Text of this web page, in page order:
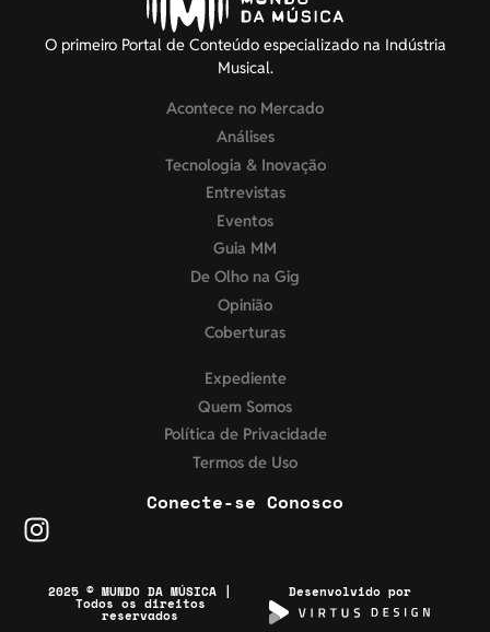
O primeiro Portal de Conteúdo especializado na Indústria
Musical.
Acontece no Mercado
Análises
Tecnologia & Inovação
Entrevistas
Eventos
Guia MM
De Olho na Gig
Opinião
Coberturas
Expediente
Quem Somos
Política de Privacidade
Termos de Uso
Conecte-se Conosco
2025 © MUNDO DA MÚSICA |
Todos os direitos
reservados
Desenvolvido por